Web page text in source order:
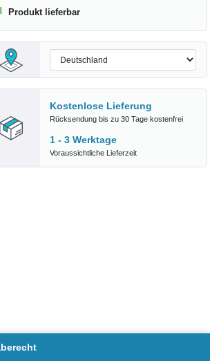
Produkt lieferbar
Kostenlose Lieferung
Rücksendung bis zu 30 Tage kostenfrei
1 - 3 Werktage
Voraussichtliche Lieferzeit